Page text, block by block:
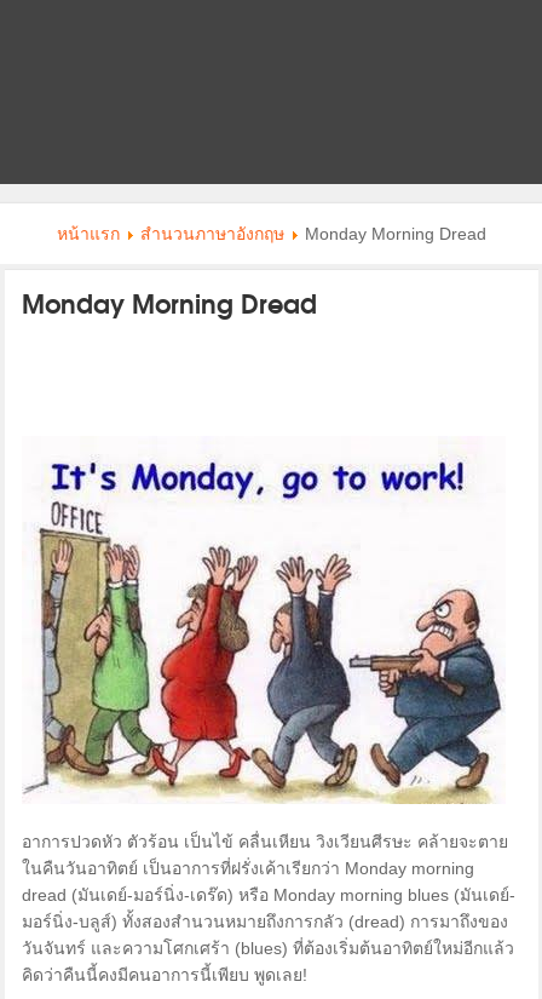
หน้าแรก สำนวนภาษาอังกฤษ Monday Morning Dread
Monday Morning Dread
อาการปวดหัว ตัวร้อน เป็นไข้ คลื่นเหียน วิงเวียนศีรษะ คล้ายจะตาย
ในคืนวันอาทิตย์ เป็นอาการที่ฝรั่งเค้าเรียกว่า Monday morning
dread (มันเดย์-มอร์นิ่ง-เดร๊ด) หรือ Monday morning blues (มันเดย์-
มอร์นิ่ง-บลูส์) ทั้งสองสำนวนหมายถึงการกลัว (dread) การมาถึงของ
วันจันทร์ และความโศกเศร้า (blues) ที่ต้องเริ่มต้นอาทิตย์ใหม่อีกแล้ว
คิดว่าคืนนี้คงมีคนอาการนี้เพียบ พูดเลย!